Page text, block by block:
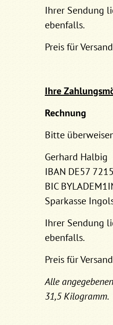
Ihrer Sendung
ebenfalls.
Preis für
Ihre
Rechnung
Bitte
Gerhard Halbig
IBAN DE57
BIC
Sparkasse
Ihrer Sendung
ebenfalls.
Preis für
Alle
31,5 Kilogramm.